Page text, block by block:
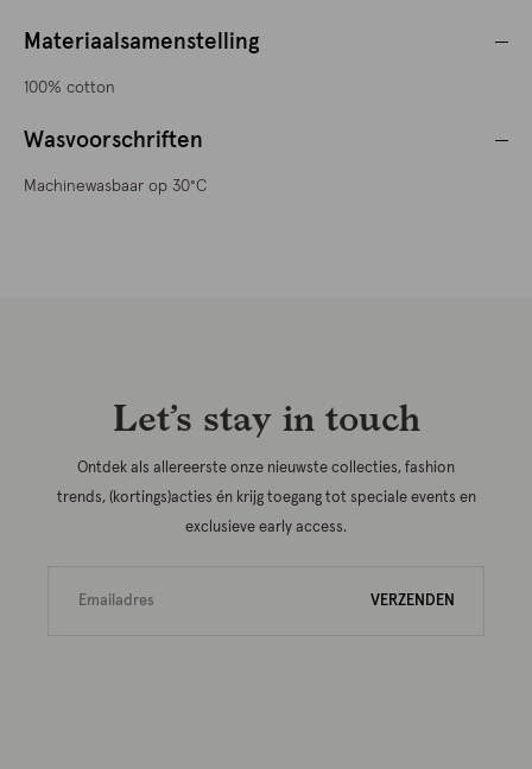
Materiaalsamenstelling
100% cotton
Wasvoorschriften
Machinewasbaar op 30°C
Let’s stay in touch
Ontdek als allereerste onze nieuwste collecties, fashion
trends, (kortings)acties én krijg toegang tot speciale events en
exclusieve early access.
VERZENDEN